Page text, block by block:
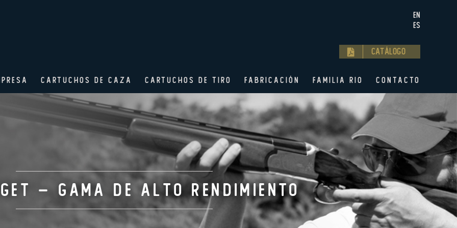
EN
ES
Catálogo
CARTUCHOS DE CAZA CARTUCHOS DE TIRO FABRICACIÓN FAMILIA RIO CONTACTO
– Gama de Alto Rendimiento